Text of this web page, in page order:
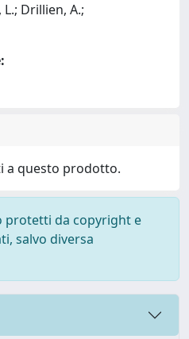
L.; Drillien, A.;
a questo prodotto.
protetti da copyright e
salvo diversa